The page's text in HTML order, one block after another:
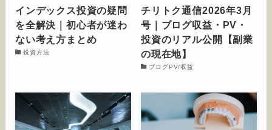
インデックス投資の疑問
を全解決｜初心者が迷わ
ない考え方まとめ
投資方法
チリトク通信2026年3月
号｜ブログ収益・PV・
投資のリアル公開【副業
の現在地】
ブログPV/収益